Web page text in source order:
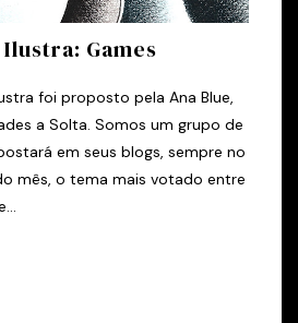
Games
foi proposto pela Ana Blue,
a Solta. Somos um grupo de
em seus blogs, sempre no
mês, o tema mais votado entre